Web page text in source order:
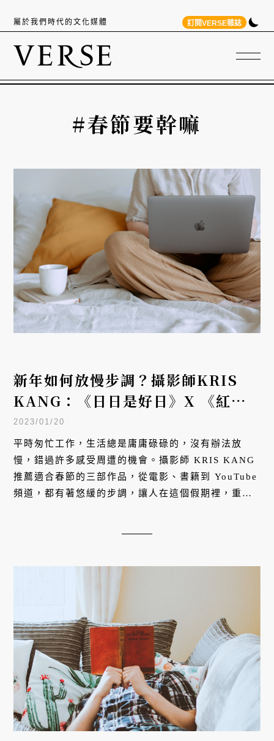
屬於我們時代的文化媒體 訂閱VERSE雜誌
#春節要幹嘛
新年如何放慢步調？攝影師KRIS
KANG：《日日是好日》X 《紅房
子》X 《日本人夫婦の台湾生活》
2023/01/20
平時匆忙工作，生活總是庸庸碌碌的，沒有辦法放
慢，錯過許多感受周遭的機會。攝影師 KRIS KANG
推薦適合春節的三部作品，從電影、書籍到 YouTube
頻道，都有著悠緩的步調，讓人在這個假期裡，重新